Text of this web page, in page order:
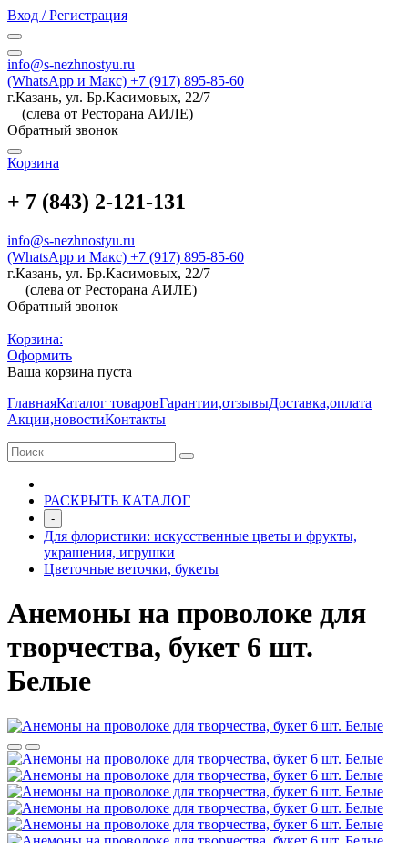
Вход / Регистрация
info@s-nezhnostyu.ru
(WhatsApp и Макс) +7 (917) 895-85-60
г.Казань, ул. Бр.Касимовых, 22/7
(слева от Ресторана АИЛЕ)
Обратный звонок
Корзина
+ 7 (843) 2-121-131
info@s-nezhnostyu.ru
(WhatsApp и Макс) +7 (917) 895-85-60
г.Казань, ул. Бр.Касимовых, 22/7
(слева от Ресторана АИЛЕ)
Обратный звонок
Корзина:
Оформить
Ваша корзина пуста
ГлавнаяКаталог товаровГарантии,отзывыДоставка,оплата
Акции,новостиКонтакты
РАСКРЫТЬ КАТАЛОГ
-
Для флористики: искусственные цветы и фрукты,
украшения, игрушки
Цветочные веточки, букеты
Анемоны на проволоке для
творчества, букет 6 шт.
Белые